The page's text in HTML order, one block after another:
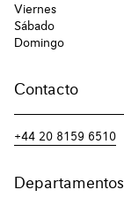
Viernes
Sábado
Domingo
Contacto
+44 20 8159 6510
Departamentos